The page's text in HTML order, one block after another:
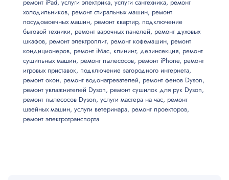
Не работает подсветка от 800
Гаснет от 800
Отсутствует сигнал от 900
Все запчасти и материалы в наличии
Возможны скидки до 20%
ремонт iPad, услуги электрика, услуги сантехника, ремонт
холодильников, ремонт стиральных машин, ремонт
посудомоечных машин, ремонт квартир, подключение
бытовой техники, ремонт варочных панелей, ремонт духовых
шкафов, ремонт электроплит, ремонт кофемашин, ремонт
кондиционеров, ремонт iMac, клининг, дезинсекция, ремонт
сушильных машин, ремонт пылесосов, ремонт iPhone, ремонт
игровых приставок, подключение загородного интернета,
ремонт окон, ремонт водонагревателей, ремонт фенов Dyson,
ремонт увлажнителей Dyson, ремонт сушилок для рук Dyson,
ремонт пылесосов Dyson, услуги мастера на час, ремонт
швейных машин, услуги ветеринара, ремонт проекторов,
ремонт электротранспорта